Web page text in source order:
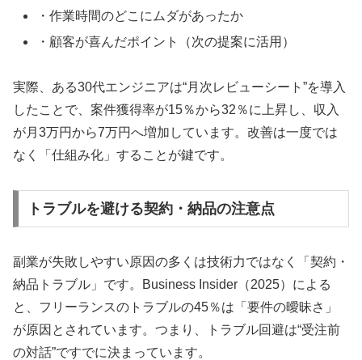
・作業時間のどこにムダがあったか
・顧客が喜んだポイント（次の提案に活用）
実際、ある30代エンジニアは“月次レビューシート”を導入
したことで、案件獲得率が15％から32％に上昇し、収入
が月3万円から7万円へ増加しています。改善は一度では
なく「仕組み化」することが鍵です。
トラブルを避ける契約・納品の注意点
副業が失敗しやすい原因の多くは技術力ではなく「契約・
納品トラブル」です。Business Insider（2025）による
と、フリーランスのトラブルの45％は「要件の曖昧さ」
が原因とされています。つまり、トラブル回避は“受注前
の対話”ですでに決まっています。